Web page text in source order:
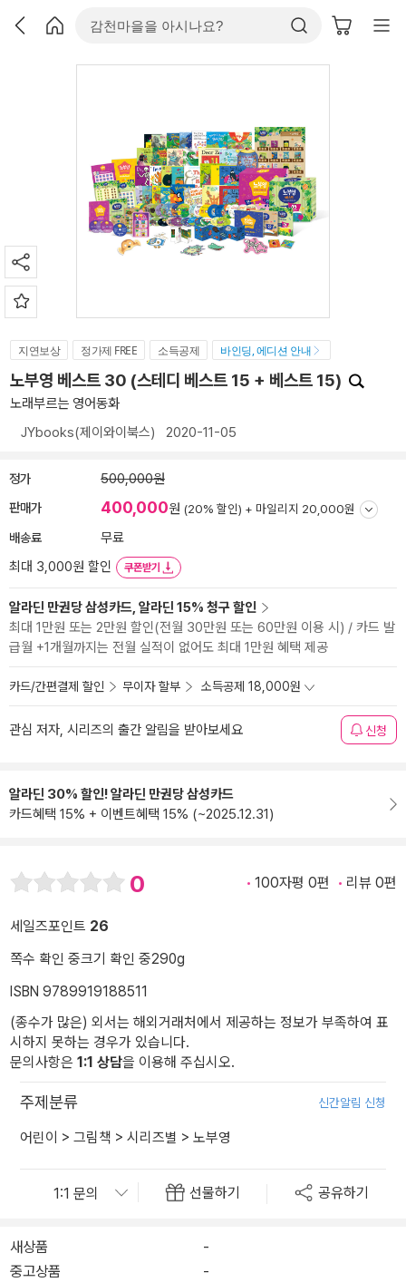
지연보상 정가제 FREE 소득공제 바인딩, 에디션 안내
노부영 베스트 30 (스테디 베스트 15 + 베스트 15)
노래부르는 영어동화
JYbooks(제이와이북스) 2020-11-05
정가 500,000원
판매가 400,000원 (20% 할인) + 마일리지 20,000원
배송료
무료
최대 3,000원 할인
쿠폰받기
알라딘 만권당 삼성카드, 알라딘 15% 청구 할인
최대 1만원 또는 2만원 할인(전월 30만원 또는 60만원 이용 시) / 카드 발
급월 +1개월까지는 전월 실적이 없어도 최대 1만원 혜택 제공
카드/간편결제 할인 무이자 할부 소득공제 18,000원
관심 저자, 시리즈의 출간 알림을 받아보세요 신청
알라딘 30% 할인! 알라딘 만권당 삼성카드
카드혜택 15% + 이벤트혜택 15% (~2025.12.31)
0 100자평 0편 리뷰 0편
세일즈포인트 26
쪽수 확인 중크기 확인 중290g
ISBN 9789919188511
(종수가 많은) 외서는 해외거래처에서 제공하는 정보가 부족하여 표
시하지 못하는 경우가 있습니다.
문의사항은 1:1 상담을 이용해 주십시오.
주제분류 신간알림 신청
어린이 > 그림책 > 시리즈별 > 노부영
선물하기 공유하기
새상품
-
중고상품
-